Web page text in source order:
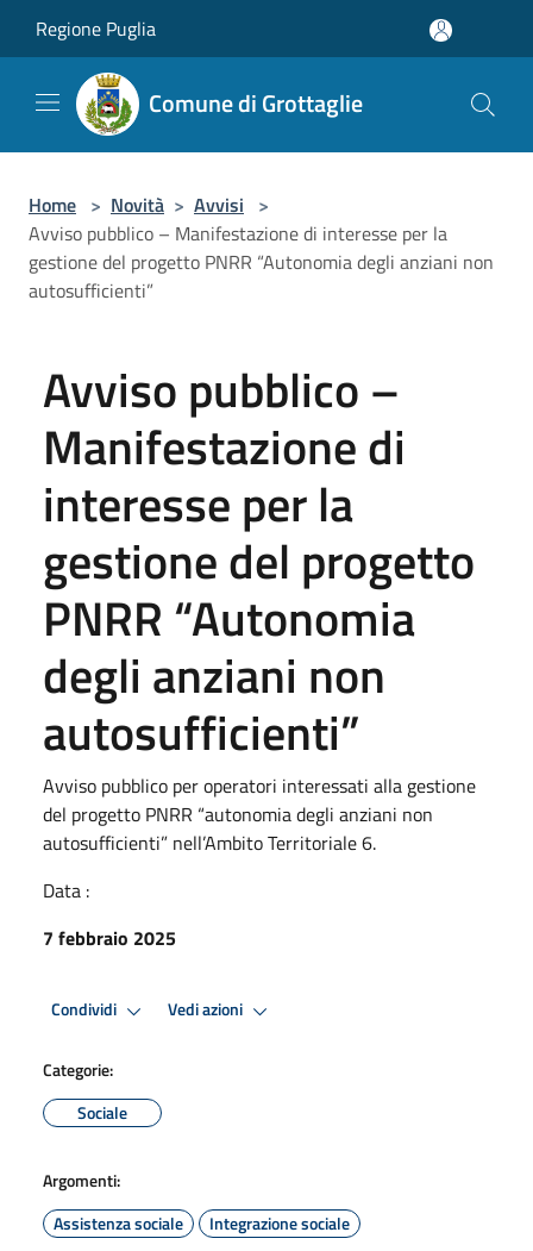
Regione Puglia
Comune di Grottaglie
Home > Novità > Avvisi >
Avviso pubblico – Manifestazione di interesse per la
gestione del progetto PNRR “Autonomia degli anziani non
autosufficienti”
Avviso pubblico –
Manifestazione di
interesse per la
gestione del progetto
PNRR “Autonomia
degli anziani non
autosufficienti”
Avviso pubblico per operatori interessati alla gestione
del progetto PNRR “autonomia degli anziani non
autosufficienti” nell’Ambito Territoriale 6.
Data :
7 febbraio 2025
Condividi Vedi azioni
Categorie:
Sociale
Argomenti:
Assistenza sociale
Integrazione sociale